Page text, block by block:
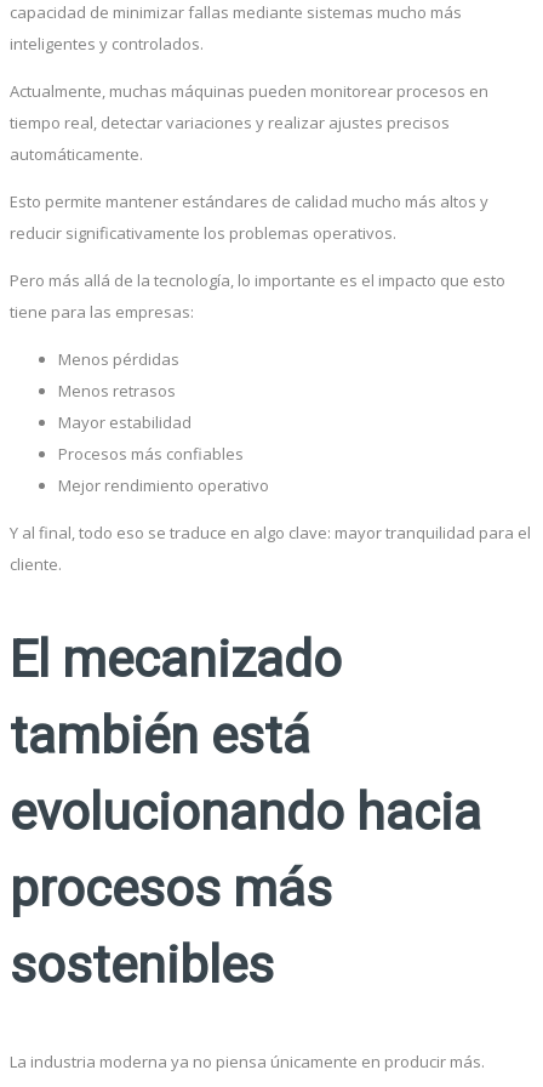
capacidad de minimizar fallas mediante sistemas mucho más
inteligentes y controlados.
Actualmente, muchas máquinas pueden monitorear procesos en
tiempo real, detectar variaciones y realizar ajustes precisos
automáticamente.
Esto permite mantener estándares de calidad mucho más altos y
reducir significativamente los problemas operativos.
Pero más allá de la tecnología, lo importante es el impacto que esto
tiene para las empresas:
Menos pérdidas
Menos retrasos
Mayor estabilidad
Procesos más confiables
Mejor rendimiento operativo
Y al final, todo eso se traduce en algo clave: mayor tranquilidad para el
cliente.
El mecanizado
también está
evolucionando hacia
procesos más
sostenibles
La industria moderna ya no piensa únicamente en producir más.